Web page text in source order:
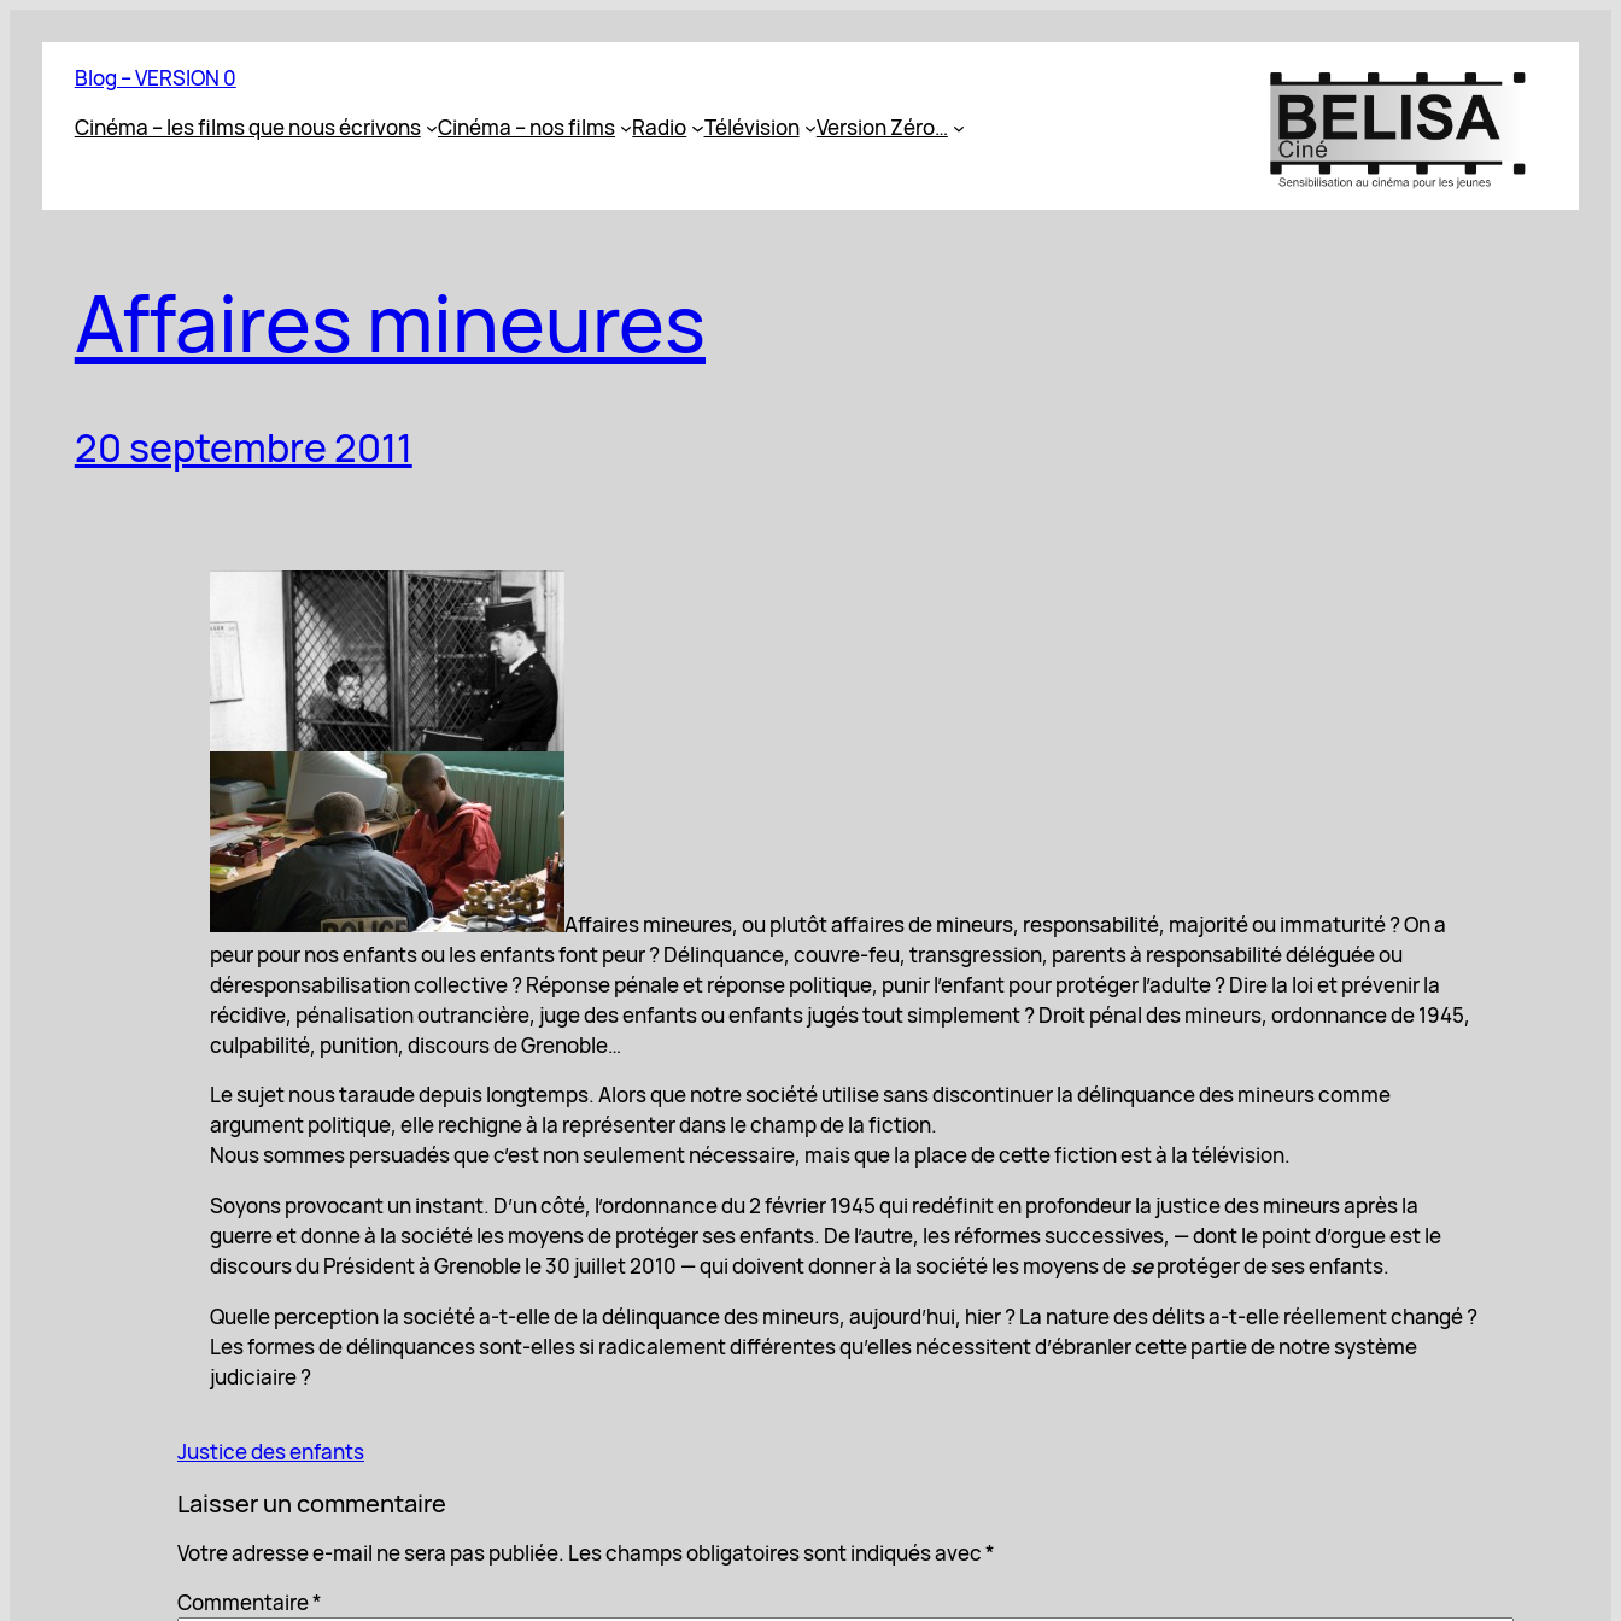
contenuBlog – VERSION 0
Cinéma – les films que nous écrivons
Cinéma – nos films Radio Télévision Version Zéro…
Affaires mineures
20 septembre 2011
Affaires mineures, ou plutôt affaires de mineurs, responsabilité, majorité ou immaturité ? On a
peur pour nos enfants ou les enfants font peur ? Délinquance, couvre-feu, transgression, parents à responsabilité déléguée ou
déresponsabilisation collective ? Réponse pénale et réponse politique, punir l’enfant pour protéger l’adulte ? Dire la loi et prévenir la
récidive, pénalisation outrancière, juge des enfants ou enfants jugés tout simplement ? Droit pénal des mineurs, ordonnance de 1945,
culpabilité, punition, discours de Grenoble…
Le sujet nous taraude depuis longtemps. Alors que notre société utilise sans discontinuer la délinquance des mineurs comme
argument politique, elle rechigne à la représenter dans le champ de la fiction.
Nous sommes persuadés que c’est non seulement nécessaire, mais que la place de cette fiction est à la télévision.
Soyons provocant un instant. D’un côté, l’ordonnance du 2 février 1945 qui redéfinit en profondeur la justice des mineurs après la
guerre et donne à la société les moyens de protéger ses enfants. De l’autre, les réformes successives, — dont le point d’orgue est le
discours du Président à Grenoble le 30 juillet 2010 — qui doivent donner à la société les moyens deseprotéger de ses enfants.
Quelle perception la société a-t-elle de la délinquance des mineurs, aujourd’hui, hier ? La nature des délits a-t-elle réellement changé ?
Les formes de délinquances sont-elles si radicalement différentes qu’elles nécessitent d’ébranler cette partie de notre système
judiciaire ?
Justice des enfants
Laisser un commentaire
Votre adresse e-mail ne sera pas publiée. Les champs obligatoires sont indiqués avec*
Commentaire*